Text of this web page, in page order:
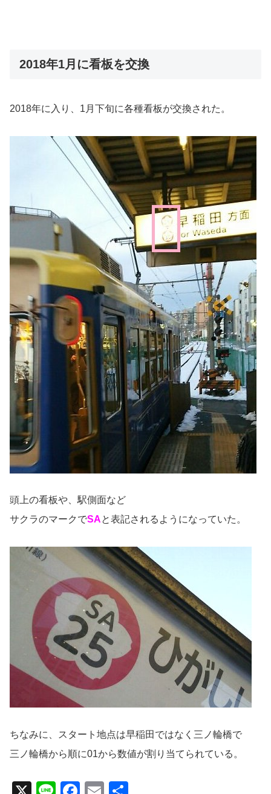
2018年1月に看板を交換
2018年に入り、1月下旬に各種看板が交換された。
頭上の看板や、駅側面など
サクラのマークでSAと表記されるようになっていた。
ちなみに、スタート地点は早稲田ではなく三ノ輪橋で
三ノ輪橋から順に01から数値が割り当てられている。